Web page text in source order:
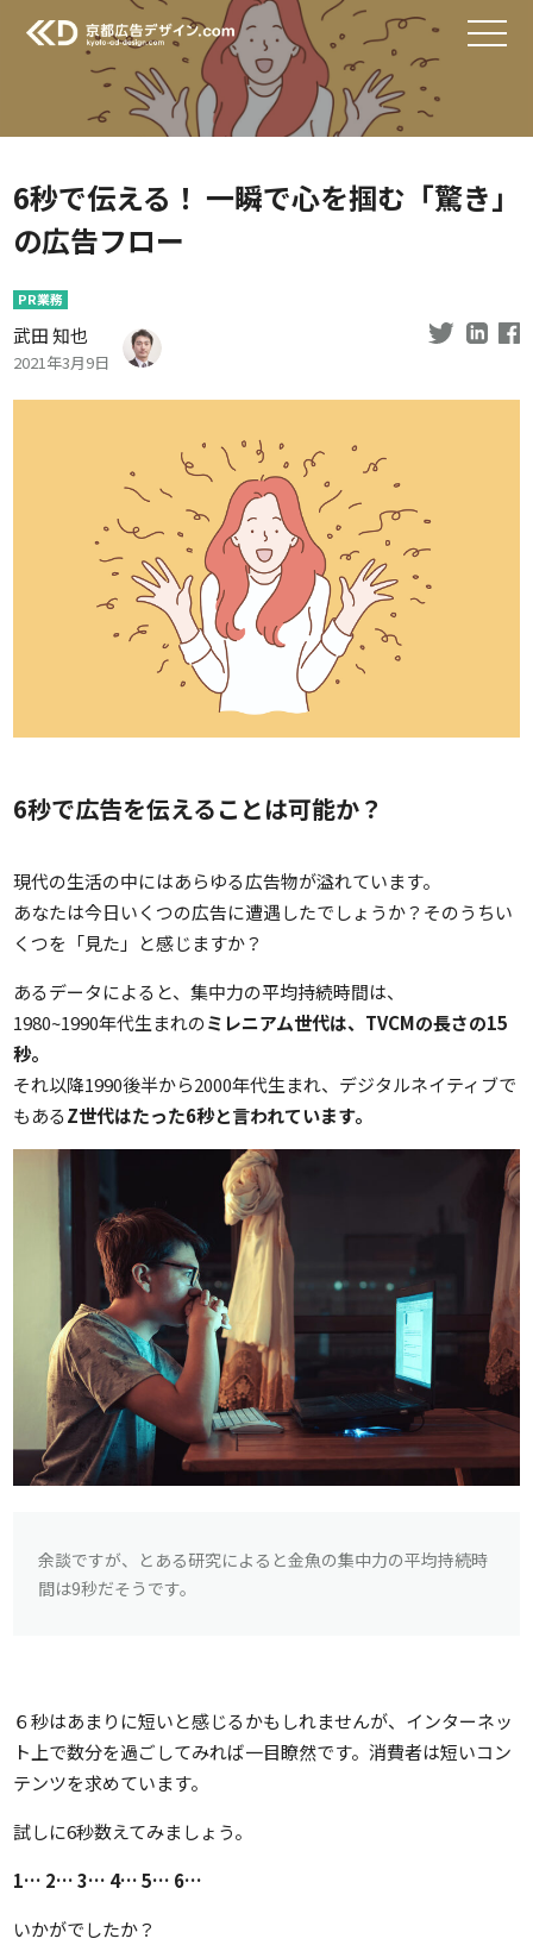
6秒で伝える！ 一瞬で心を掴む「驚き」
の広告フロー
PR業務
武田 知也
2021年3月9日
6秒で広告を伝えることは可能か？
現代の生活の中にはあらゆる広告物が溢れています。
あなたは今日いくつの広告に遭遇したでしょうか？そのうちい
くつを「見た」と感じますか？
あるデータによると、集中力の平均持続時間は、
1980~1990年代生まれのミレニアム世代は、TVCMの長さの15
秒。
それ以降1990後半から2000年代生まれ、デジタルネイティブで
もあるZ世代はたった6秒と言われています。
余談ですが、とある研究によると金魚の集中力の平均持続時
間は9秒だそうです。
６秒はあまりに短いと感じるかもしれませんが、インターネッ
ト上で数分を過ごしてみれば一目瞭然です。消費者は短いコン
テンツを求めています。
試しに6秒数えてみましょう。
1… 2… 3… 4… 5… 6…
いかがでしたか？